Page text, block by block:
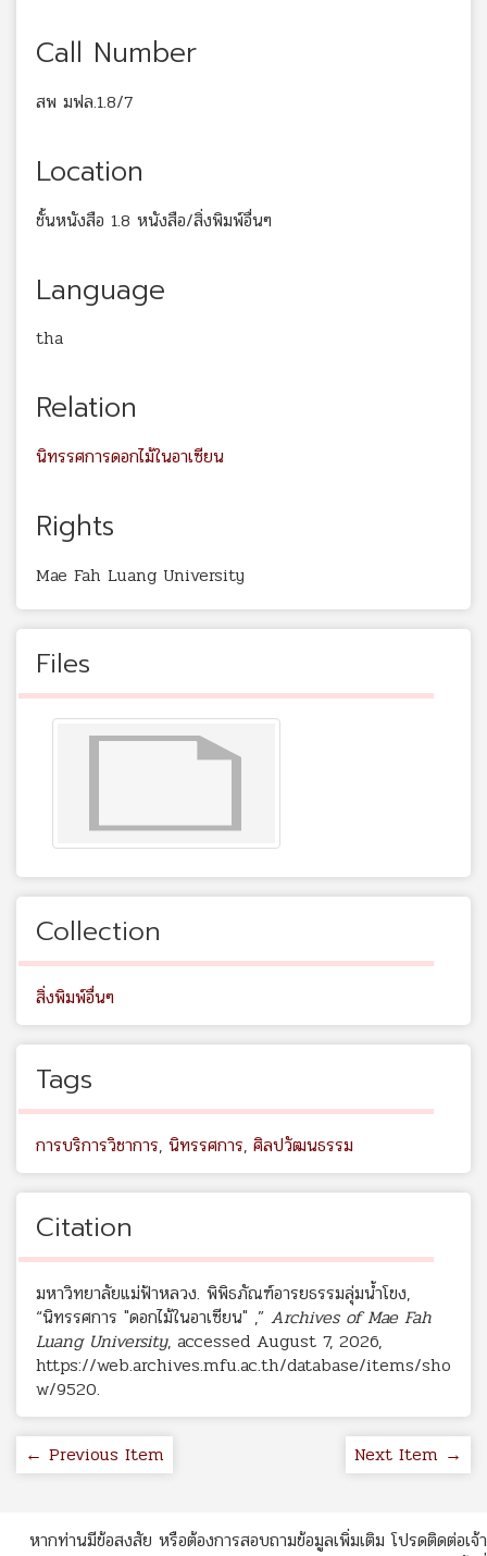
Call Number
สพ มฟล.1.8/7
Location
ชั้นหนังสือ 1.8 หนังสือ/สิ่งพิมพ์อื่นๆ
Language
tha
Relation
นิทรรศการดอกไม้ในอาเซียน
Rights
Mae Fah Luang University
Files
Collection
สิ่งพิมพ์อื่นๆ
Tags
การบริการวิชาการ, นิทรรศการ, ศิลปวัฒนธรรม
Citation
มหาวิทยาลัยแม่ฟ้าหลวง. พิพิธภัณฑ์อารยธรรมลุ่มน้ำโขง,
“นิทรรศการ "ดอกไม้ในอาเซียน" ,” Archives of Mae Fah
Luang University, accessed August 7, 2026,
https://web.archives.mfu.ac.th/database/items/sho
w/9520.
← Previous Item Next Item →
หากท่านมีข้อสงสัย หรือต้องการสอบถามข้อมูลเพิ่มเติม โปรดติดต่อเจ้า